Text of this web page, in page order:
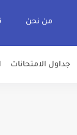
من نحن
جداول الامتحانات